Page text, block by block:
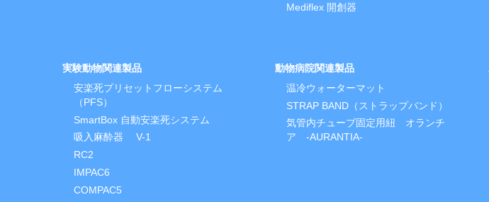
Mediflex 開創器
実験動物関連製品
安楽死プリセットフローシステム
（PFS）
SmartBox 自動安楽死システム
吸入麻酔器 V-1
RC2
IMPAC6
COMPAC5
動物病院関連製品
温冷ウォーターマット
STRAP BAND（ストラップバンド）
気管内チューブ固定用紐 オランチ
ア -AURANTIA-